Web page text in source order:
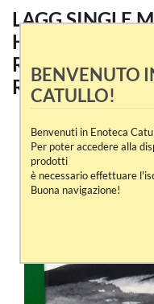
LAGG SINGLE
HEAVILY
RELEASE 2022
RED WINE
BENVENUTO
CATULLO!
Benvenuti in Enoteca
Per poter accedere alla
prodotti
è necessario effettuare
Buona navigazione!